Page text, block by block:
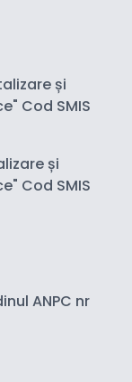
și
Cod SMIS
și
Cod SMIS
ANPC nr